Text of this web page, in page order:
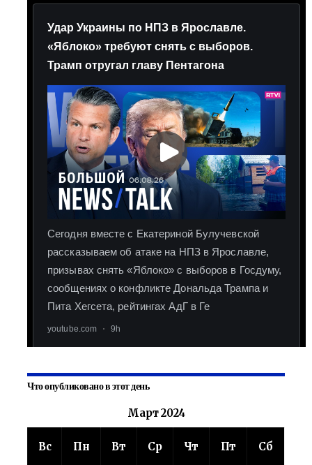
Что опубликовано в этот день
Март 2024
Вс Пн Вт Ср Чт Пт Сб